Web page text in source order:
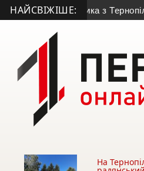
НАЙСВІЖІШЕ:з
На